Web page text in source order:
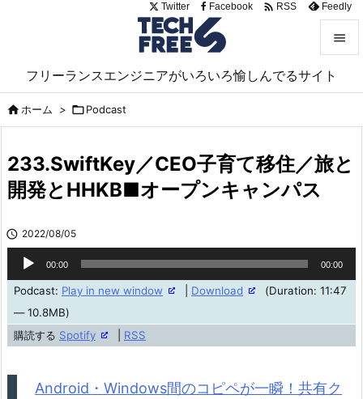
フリーランスエンジニアがいろいろ愉しんでるサイト


サイド

前へ
Twitter Facebook  RSS Feedly
ホーム > Podcast
233.SwiftKey／CEO子育て移住／旅と
開発とHHKB■オープンキャンパス
 2022/08/05
声
レ
00:00 00:00
Podcast: Play in new window Download
(Duration: 11:47
— 10.8MB)
購読する Spotify RSS
Android・Windows間のコピペが一瞬！共有ク